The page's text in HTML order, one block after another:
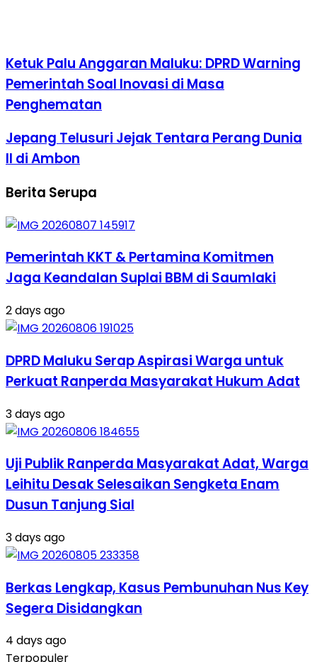
Ketuk Palu Anggaran Maluku: DPRD Warning
Pemerintah Soal Inovasi di Masa
Penghematan
Jepang Telusuri Jejak Tentara Perang Dunia
II di Ambon
Berita Serupa
Pemerintah KKT & Pertamina Komitmen
Jaga Keandalan Suplai BBM di Saumlaki
2 days ago
DPRD Maluku Serap Aspirasi Warga untuk
Perkuat Ranperda Masyarakat Hukum Adat
3 days ago
Uji Publik Ranperda Masyarakat Adat, Warga
Leihitu Desak Selesaikan Sengketa Enam
Dusun Tanjung Sial
3 days ago
Berkas Lengkap, Kasus Pembunuhan Nus Key
Segera Disidangkan
4 days ago
Terpopuler